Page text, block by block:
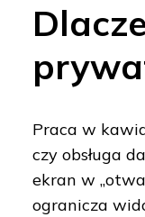
Praca w
czy obsługa
ekran w
ogranicza